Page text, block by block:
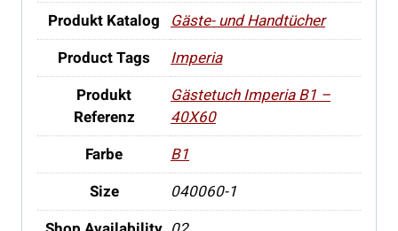
Produkt Katalog Gäste- und Handtücher
Product Tags
Imperia
Produkt
Referenz
Gästetuch Imperia B1 –
40X60
Farbe
B1
Size
040060-1